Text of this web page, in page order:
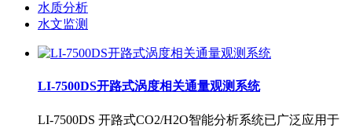
水质分析
水文监测
LI-7500DS开路式涡度相关通量观测系统
LI-7500DS 开路式CO2/H2O智能分析系统已广泛应用于